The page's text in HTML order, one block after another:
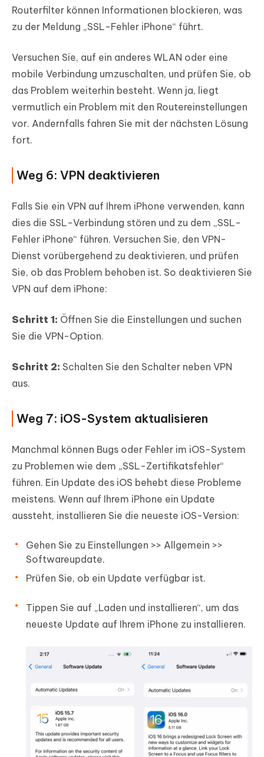
Routerfilter können Informationen blockieren, was
zu der Meldung „SSL-Fehler iPhone“ führt.
Versuchen Sie, auf ein anderes WLAN oder eine
mobile Verbindung umzuschalten, und prüfen Sie, ob
das Problem weiterhin besteht. Wenn ja, liegt
vermutlich ein Problem mit den Routereinstellungen
vor. Andernfalls fahren Sie mit der nächsten Lösung
fort.
Weg 6: VPN deaktivieren
Falls Sie ein VPN auf Ihrem iPhone verwenden, kann
dies die SSL-Verbindung stören und zu dem „SSL-
Fehler iPhone“ führen. Versuchen Sie, den VPN-
Dienst vorübergehend zu deaktivieren, und prüfen
Sie, ob das Problem behoben ist. So deaktivieren Sie
VPN auf dem iPhone:
Schritt 1: Öffnen Sie die Einstellungen und suchen
Sie die VPN-Option.
Schritt 2: Schalten Sie den Schalter neben VPN
aus.
Weg 7: iOS-System aktualisieren
Manchmal können Bugs oder Fehler im iOS-System
zu Problemen wie dem „SSL-Zertifikatsfehler“
führen. Ein Update des iOS behebt diese Probleme
meistens. Wenn auf Ihrem iPhone ein Update
aussteht, installieren Sie die neueste iOS-Version:
Gehen Sie zu Einstellungen >> Allgemein >>
Softwareupdate.
Prüfen Sie, ob ein Update verfügbar ist.
Tippen Sie auf „Laden und installieren“, um das
neueste Update auf Ihrem iPhone zu installieren.